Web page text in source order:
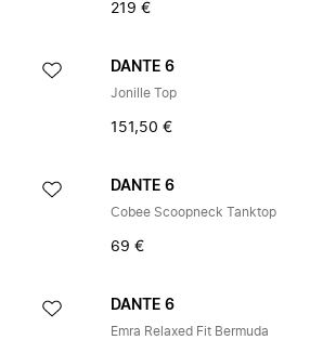
219 €
DANTE 6
Jonille Top
151,50 €
DANTE 6
Cobee Scoopneck Tanktop
69 €
DANTE 6
Emra Relaxed Fit Bermuda